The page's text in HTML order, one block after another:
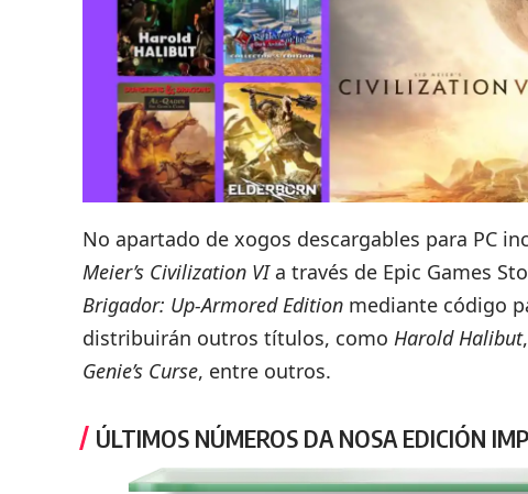
No apartado de xogos descargables para PC
Meier’s Civilization VIa través de Epic Games
Brigador: Up-Armored Edition mediante código
distribuirán outros títulos, como Harold Halibut,
Genie’s Curse, entre outros.
ÚLTIMOS NÚMEROS DA NOSA EDICIÓN